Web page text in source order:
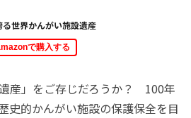
る世界かんがい施設遺産
で購入する
産」をご存じだろうか？ 100年
史的かんがい施設の保護保全を目